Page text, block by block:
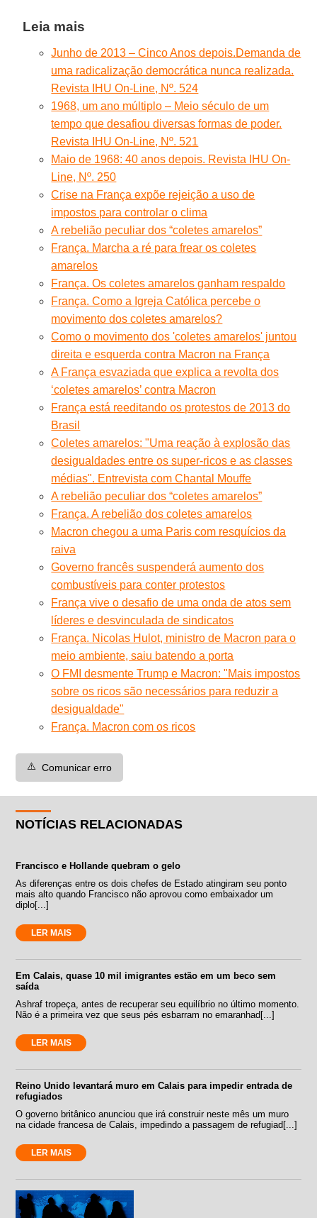
Leia mais
Junho de 2013 – Cinco Anos depois.Demanda de
uma radicalização democrática nunca realizada.
Revista IHU On-Line, Nº. 524
1968, um ano múltiplo – Meio século de um
tempo que desafiou diversas formas de poder.
Revista IHU On-Line, Nº. 521
Maio de 1968: 40 anos depois. Revista IHU On-
Line, Nº. 250
Crise na França expõe rejeição a uso de
impostos para controlar o clima
A rebelião peculiar dos “coletes amarelos”
França. Marcha a ré para frear os coletes
amarelos
França. Os coletes amarelos ganham respaldo
França. Como a Igreja Católica percebe o
movimento dos coletes amarelos?
Como o movimento dos 'coletes amarelos' juntou
direita e esquerda contra Macron na França
A França esvaziada que explica a revolta dos
‘coletes amarelos’ contra Macron
França está reeditando os protestos de 2013 do
Brasil
Coletes amarelos: "Uma reação à explosão das
desigualdades entre os super-ricos e as classes
médias". Entrevista com Chantal Mouffe
A rebelião peculiar dos “coletes amarelos”
França. A rebelião dos coletes amarelos
Macron chegou a uma Paris com resquícios da
raiva
Governo francês suspenderá aumento dos
combustíveis para conter protestos
França vive o desafio de uma onda de atos sem
líderes e desvinculada de sindicatos
França. Nicolas Hulot, ministro de Macron para o
meio ambiente, saiu batendo a porta
O FMI desmente Trump e Macron: "Mais impostos
sobre os ricos são necessários para reduzir a
desigualdade"
França. Macron com os ricos
⚠️ Comunicar erro
NOTÍCIAS RELACIONADAS
Francisco e Hollande quebram o gelo
As diferenças entre os dois chefes de Estado atingiram seu ponto
mais alto quando Francisco não aprovou como embaixador um
diplo[...]
LER MAIS
Em Calais, quase 10 mil imigrantes estão em um beco sem
saída
Ashraf tropeça, antes de recuperar seu equilíbrio no último momento.
Não é a primeira vez que seus pés esbarram no emaranhad[...]
LER MAIS
Reino Unido levantará muro em Calais para impedir entrada de
refugiados
O governo britânico anunciou que irá construir neste mês um muro
na cidade francesa de Calais, impedindo a passagem de refugiad[...]
LER MAIS